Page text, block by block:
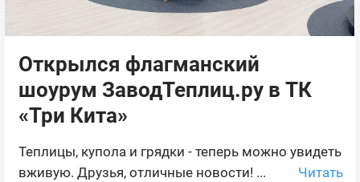
Открылся флагманский
шоурум ЗаводТеплиц.ру в ТК
«Три Кита»
Теплицы, купола и грядки - теперь можно увидеть
вживую. Друзья, отличные новости! ...
Читать